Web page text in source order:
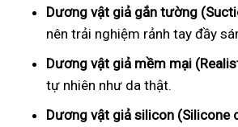
Dương vật giả gắn tường
nên trải nghiệm rảnh tay đầy
Dương vật giả mềm mại
tự nhiên như da thật.
Dương vật giả silicon (Silicone